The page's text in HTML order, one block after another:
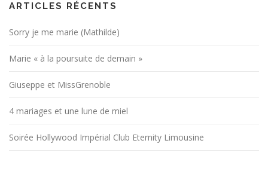
ARTICLES RÉCENTS
Sorry je me marie (Mathilde)
Marie « à la poursuite de demain »
Giuseppe et MissGrenoble
4 mariages et une lune de miel
Soirée Hollywood Impérial Club Eternity Limousine